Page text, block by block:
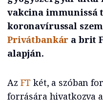
vakcina immunissá
koronavírussal
Privátbankár a brit
alapján.
Az FTkét, a szóban
forrására hivatkozva